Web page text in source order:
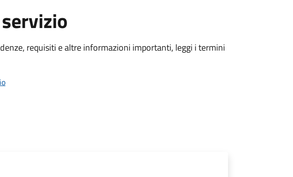
requisiti e altre informazioni importanti, leggi i termini